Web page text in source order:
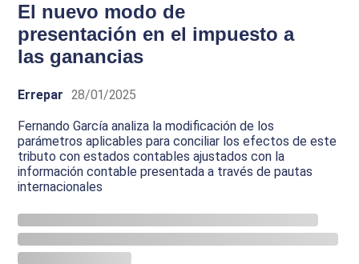
El nuevo modo de
presentación en el impuesto a
las ganancias
Errepar 28/01/2025
Fernando García analiza la modificación de los
parámetros aplicables para conciliar los efectos de este
tributo con estados contables ajustados con la
información contable presentada a través de pautas
internacionales